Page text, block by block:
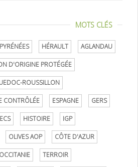
MOTS CLÉS
HÉRAULT AGLANDAU
D'ORIGINE PROTÉGÉE
ROUSSILLON
CONTRÔLÉE ESPAGNE GERS
HISTOIRE IGP
OLIVES AOP CÔTE D'AZUR
OCCITANIE TERROIR